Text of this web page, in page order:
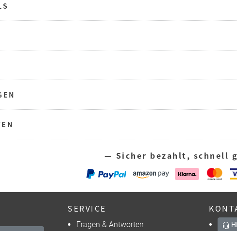
— Sicher bezahlt, schnell
SERVICE
Fragen & Antworten